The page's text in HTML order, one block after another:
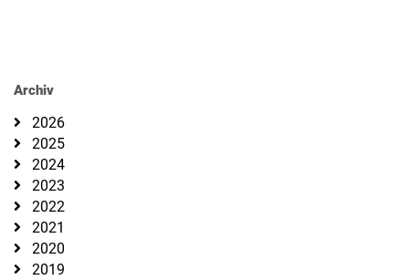
Archiv
2026
2025
2024
2023
2022
2021
2020
2019